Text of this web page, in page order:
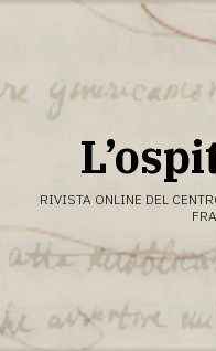
RIVISTA ONLINE DEL